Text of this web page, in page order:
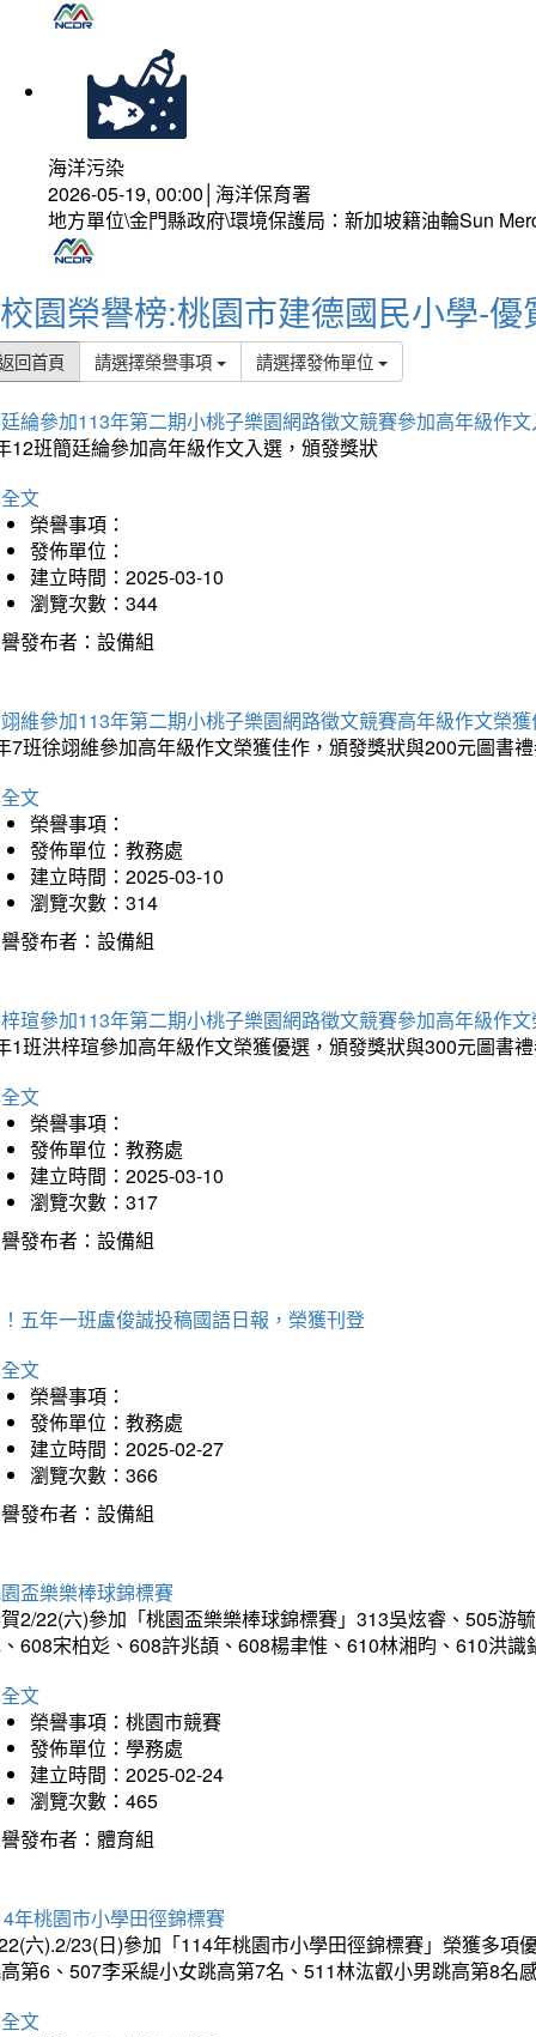
海洋污染
2026-05-19, 00:00│海洋保育署
地方單位\金門縣政府\環境保護局：新加坡籍油輪Sun
校園榮譽榜:桃園市建德國民小學-優
回首頁 請選擇榮譽事項 請選擇發佈單位
綸參加113年第二期小桃子樂園網路徵文競賽參加高年級作
12班簡廷綸參加高年級作文入選，頒發獎狀
文
榮譽事項：
發佈單位：
建立時間：2025-03-10
瀏覽次數：344
發布者：設備組
維參加113年第二期小桃子樂園網路徵文競賽高年級作文榮
7班徐翊維參加高年級作文榮獲佳作，頒發獎狀與200元圖書
文
榮譽事項：
發佈單位：教務處
建立時間：2025-03-10
瀏覽次數：314
發布者：設備組
瑄參加113年第二期小桃子樂園網路徵文競賽參加高年級作
1班洪梓瑄參加高年級作文榮獲優選，頒發獎狀與300元圖書
文
榮譽事項：
發佈單位：教務處
建立時間：2025-03-10
瀏覽次數：317
發布者：設備組
五年一班盧俊誠投稿國語日報，榮獲刊登
文
榮譽事項：
發佈單位：教務處
建立時間：2025-02-27
瀏覽次數：366
發布者：設備組
盃樂樂棒球錦標賽
2/22(六)參加「桃園盃樂樂棒球錦標賽」313吳炫睿、505游
608宋柏彣、608許兆頡、608楊聿惟、610林湘昀、610洪
文
榮譽事項：桃園市競賽
發佈單位：學務處
建立時間：2025-02-24
瀏覽次數：465
發布者：體育組
年桃園市小學田徑錦標賽
六).2/23(日)參加「114年桃園市小學田徑錦標賽」榮獲多
第6、507李采緹小女跳高第7名、511林汯叡小男跳高第8名
文